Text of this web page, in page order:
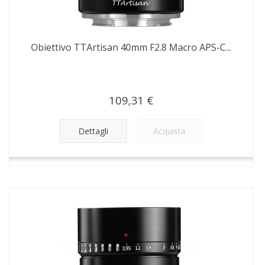
Obiettivo TTArtisan 40mm F2.8 Macro APS-C...
109,31 €
Dettagli Acquista